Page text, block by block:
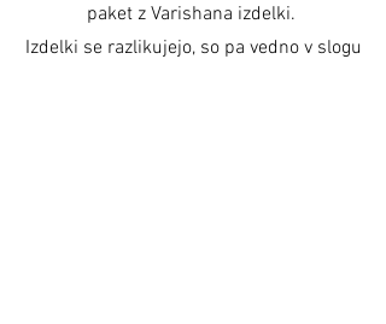
paket z Varishana izdelki.
Izdelki se razlikujejo, so pa vedno v slogu